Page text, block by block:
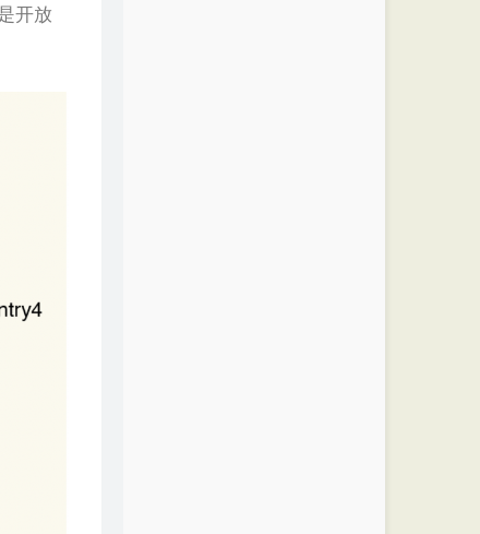
开放